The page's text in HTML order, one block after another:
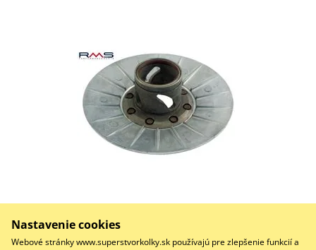
Do košíka
Nastavenie cookies
Webové stránky www.superstvorkolky.sk používajú pre zlepšenie funkcií a